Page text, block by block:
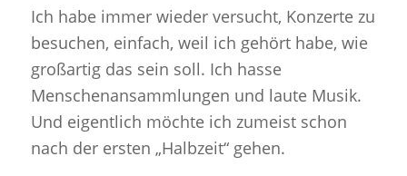
Ich habe immer wieder versucht, Konzerte zu
besuchen, einfach, weil ich gehört habe, wie
großartig das sein soll. Ich hasse
Menschenansammlungen und laute Musik.
Und eigentlich möchte ich zumeist schon
nach der ersten „Halbzeit“ gehen.